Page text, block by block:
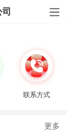
联系方式
更多